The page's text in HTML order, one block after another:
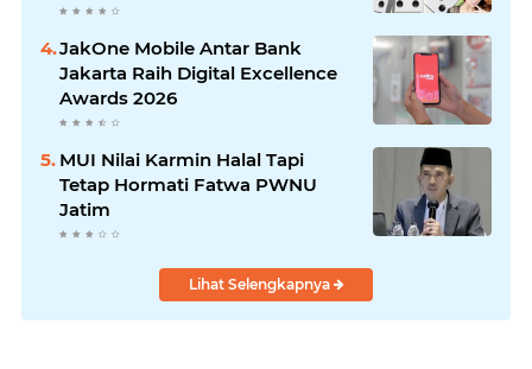
JakOne Mobile Antar Bank
Jakarta Raih Digital Excellence
Awards 2026
MUI Nilai Karmin Halal Tapi
Tetap Hormati Fatwa PWNU
Jatim
Lihat Selengkapnya